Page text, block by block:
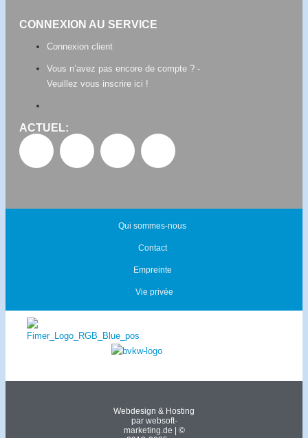
CONNEXION AU SERVICE
Connexion client
Vous n’avez pas encore de compte ? -
Veuillez vous inscrire ici !
ACTUEL:
Qui sommes-nous
Contact
Empreinte
Vie privée
Webdesign & Hosting
par websoft-
marketing.de | ©